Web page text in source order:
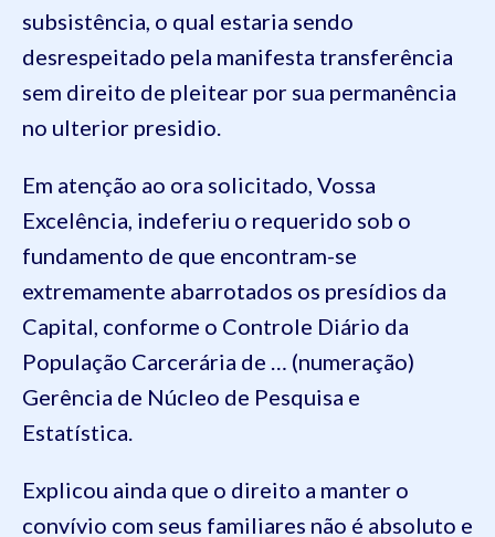
subsistência, o qual estaria sendo
desrespeitado pela manifesta transferência
sem direito de pleitear por sua permanência
no ulterior presidio.
Em atenção ao ora solicitado, Vossa
Excelência, indeferiu o requerido sob o
fundamento de que encontram-se
extremamente abarrotados os presídios da
Capital, conforme o Controle Diário da
População Carcerária de … (numeração)
Gerência de Núcleo de Pesquisa e
Estatística.
Explicou ainda que o direito a manter o
convívio com seus familiares não é absoluto e